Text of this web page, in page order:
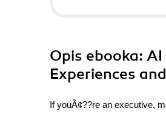
Opis ebooka:
Experiences
If youÃ¢??re an executive,